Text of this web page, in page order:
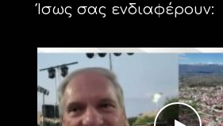
Ίσως σας ενδιαφέρουν: